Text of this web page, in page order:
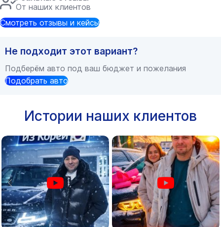
От наших клиентов
Смотреть отзывы и кейсы
Не подходит этот вариант?
Подберём авто под ваш бюджет и пожелания
Подобрать авто
Истории наших клиентов